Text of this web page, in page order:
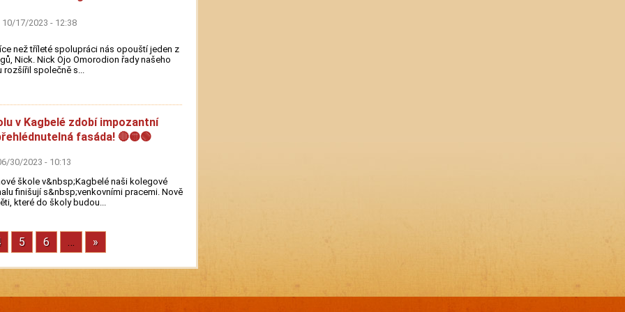
10/17/2023 - 12:38
než tříleté spolupráci nás opouští jeden z
Nick. Nick Ojo Omorodion řady našeho
rozšířil společně s...
v Kagbelé zdobí impozantní
fasáda! 🔴🟡🟢
30/2023 - 10:13
škole v&nbsp;Kagbelé naši kolegové
finišují s&nbsp;venkovními pracemi. Nově
které do školy budou...
Page
5 Page
6 …
Next
page
»